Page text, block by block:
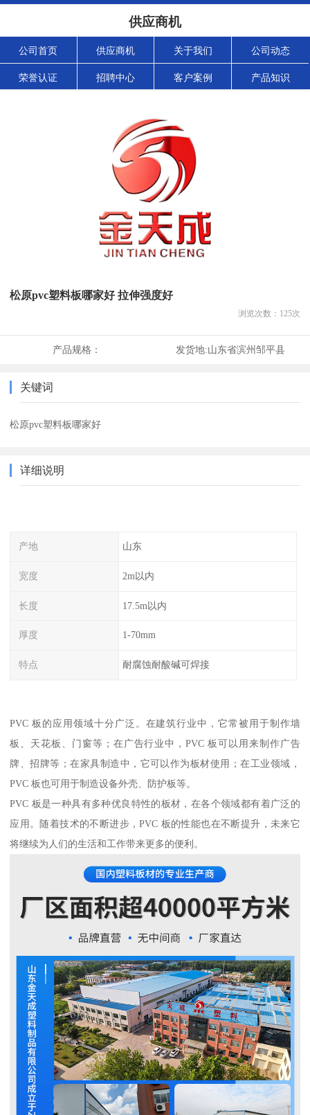
供应商机
公司首页 供应商机 关于我们 公司动态
荣誉认证 招聘中心 客户案例 产品知识
松原pvc塑料板哪家好 拉伸强度好
浏览次数： 125次
产品规格： 发货地:山东省滨州邹平县
关键词
松原pvc塑料板哪家好
详细说明
产地 山东
宽度 2m以内
长度 17.5m以内
厚度 1-70mm
特点 耐腐蚀耐酸碱可焊接
PVC 板的应用领域十分广泛。在建筑行业中，它常被用于制作墙
板、天花板、门窗等；在广告行业中，PVC 板可以用来制作广告
牌、招牌等；在家具制造中，它可以作为板材使用；在工业领域，
PVC 板也可用于制造设备外壳、防护板等。
PVC 板是一种具有多种优良特性的板材，在各个领域都有着广泛的
应用。随着技术的不断进步，PVC 板的性能也在不断提升，未来它
将继续为人们的生活和工作带来更多的便利。